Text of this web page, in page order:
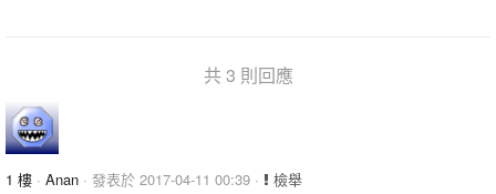
共 3 則回應
1 樓 · Anan · 發表於 2017-04-11 00:39 · 檢舉